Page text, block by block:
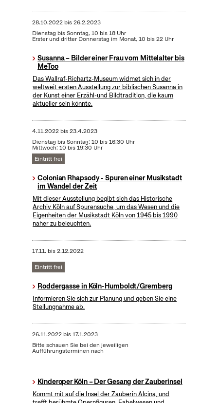
28.10.2022bis26.2.2023
Dienstag bis Sonntag, 10 bis 18 Uhr
Erster und dritter Donnerstag im Monat, 10 bis 22 Uhr
Susanna – Bilder einer Frau vom Mittelalter bis
MeToo
Das Wallraf-Richartz-Museum widmet sich in der
weltweit ersten Ausstellung zur biblischen Susanna in
der Kunst einer Erzähl-und Bildtradition, die kaum
aktueller sein könnte.
4.11.2022bis23.4.2023
Dienstag bis Sonntag: 10 bis 16:30 Uhr
Mittwoch: 10 bis 19:30 Uhr
Eintritt frei
Colonian Rhapsody - Spuren einer Musikstadt
im Wandel der Zeit
Mit dieser Ausstellung begibt sich das Historische
Archiv Köln auf Spurensuche, um das Wesen und die
Eigenheiten der Musikstadt Köln von 1945 bis 1990
näher zu beleuchten.
17.11. bis2.12.2022
Eintritt frei
Roddergasse in Köln-Humboldt/Gremberg
Informieren Sie sich zur Planung und geben Sie eine
Stellungnahme ab.
26.11.2022bis17.1.2023
Bitte schauen Sie bei den jeweiligen
Aufführungsterminen nach
Kinderoper Köln – Der Gesang der Zauberinsel
Kommt mit auf die Insel der Zauberin Alcina, und